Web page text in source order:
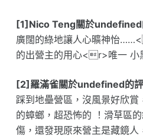
[1]Nico Teng關於undefined
廣闊的綠地讓人心曠神怡
的出營主的用心<r>唯一 小
[2]羅滿雀關於undefined的評
踩到地壘營區，沒風景好欣
的蟑螂，超恐怖的 ！滑草區
傷，還發現原來營主是藏鏡